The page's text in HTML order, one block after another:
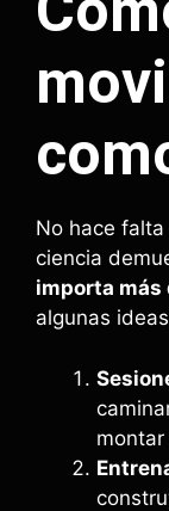
No hace
ciencia
importa más
algunas